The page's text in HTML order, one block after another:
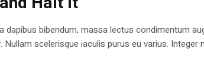
dapibus bibendum, massa lectus condimentum
scelerisque iaculis purus eu varius.